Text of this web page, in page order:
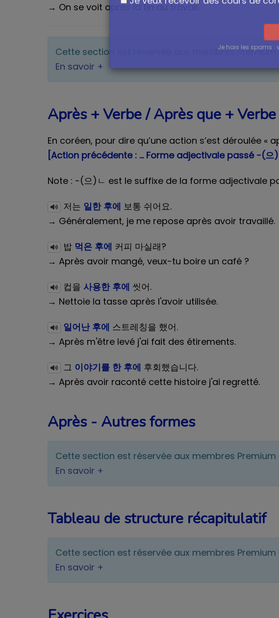
→ On se voit après la fin du travail.
Cette section est réservée aux membres Premium
En savoir +
Après + Verbe / Après que +
En coréen, pour dire qu’une action s’est déroulée
[Action précédente : … Forme adjectivale passé -(으
Note : -(으)ㄴ est le suffixe de la forme adjectivale
저는 일한 후에 보통 쉬어요.
→ Généralement, je me repose après avoir travaillé.
밥 먹은 후에 커피 마실래?
→ Après avoir mangé, veux-tu boire un café ?
컵을 사용한 후에 씻어.
→ Nettoie la tasse après l'avoir utilisée.
일어난 후에 스트레칭을 했어.
→ Après m'être levé j'ai fait des étirements.
그 이야기를 한 후에 후회했습니다.
→ Après avoir raconté cette histoire j'ai regretté.
Après - Autres formes
Cette section est réservée aux membres Premium
En savoir +
Tableau de structure récapitulatif
Cette section est réservée aux membres Premium
En savoir +
Je veux recevoir des cours de